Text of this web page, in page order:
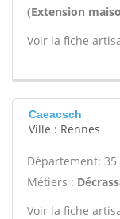
(Extension
Voir la fiche
Caeacsch
Ville : Rennes
Département: 35
Métiers :
Voir la fiche